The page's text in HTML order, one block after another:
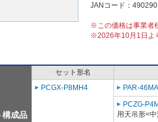
JANコード：
※この価格は事業者
※2026年10月1日よ
構成品
セット形名
PCGX-P8MH4
PAR-46MA
PCZG-
用天吊形<中